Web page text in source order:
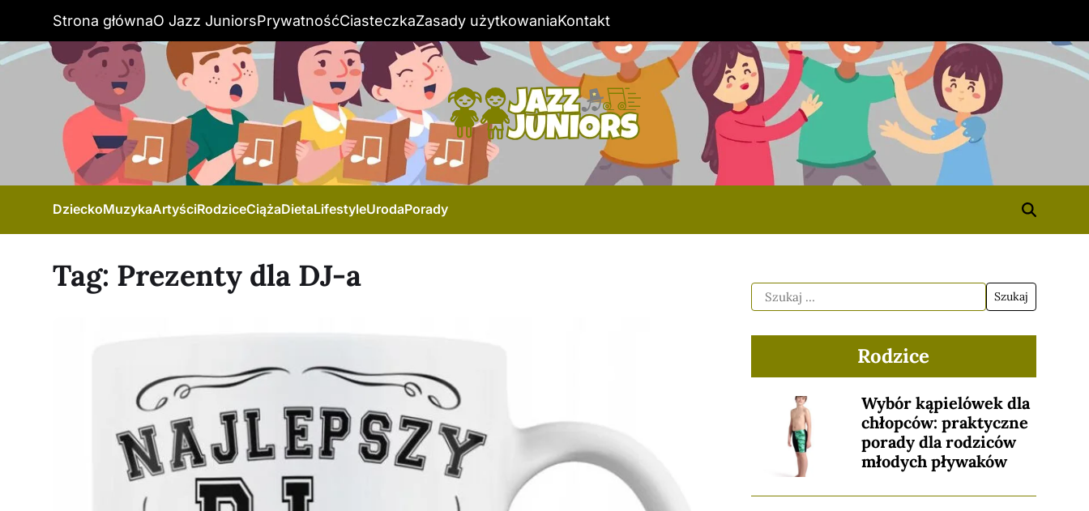
Strona głównaO Jazz JuniorsPrywatnośćCiasteczkaZasady użytkowaniaKontakt
DzieckoMuzykaArtyściRodziceCiążaDietaLifestyleUrodaPorady
Tag: Prezenty dla DJ-a
Rodzice
Wybór kąpielówek dla
chłopców: praktyczne
porady dla rodziców
młodych pływaków